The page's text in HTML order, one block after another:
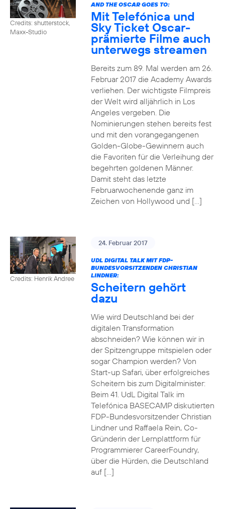
Credits: shutterstock,
Maxx-Studio
AND THE OSCAR GOES TO:
Mit Telefónica und
Sky Ticket Oscar-
prämierte Filme auch
unterwegs streamen
Bereits zum 89. Mal werden am 26.
Februar 2017 die Academy Awards
verliehen. Der wichtigste Filmpreis
der Welt wird alljährlich in Los
Angeles vergeben. Die
Nominierungen stehen bereits fest
und mit den vorangegangenen
Golden-Globe-Gewinnern auch
die Favoriten für die Verleihung der
begehrten goldenen Männer.
Damit steht das letzte
Februarwochenende ganz im
Zeichen von Hollywood und […]
Credits: Henrik Andree
24. Februar 2017
UDL DIGITAL TALK MIT FDP-
BUNDESVORSITZENDEN CHRISTIAN
LINDNER:
Scheitern gehört
dazu
Wie wird Deutschland bei der
digitalen Transformation
abschneiden? Wie können wir in
der Spitzengruppe mitspielen oder
sogar Champion werden? Von
Start-up Safari, über erfolgreiches
Scheitern bis zum Digitalminister:
Beim 41. UdL Digital Talk im
Telefónica BASECAMP diskutierten
FDP-Bundesvorsitzender Christian
Lindner und Raffaela Rein, Co-
Gründerin der Lernplattform für
Programmierer CareerFoundry,
über die Hürden, die Deutschland
auf […]